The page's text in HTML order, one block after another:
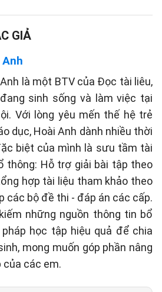
GIẢ
là một BTV của Đọc tài liêu,
sinh sống và làm việc tại
Với lòng yêu mến thế hệ trẻ
dục, Hoài Anh dành nhiều thời
biệt của mình là sưu tầm tài
thông: Hỗ trợ giải bài tập theo
hợp tài liệu tham khảo theo
các bộ đề thi - đáp án các cấp.
những nguồn thông tin bổ
học tập hiệu quả để chia
mong muốn góp phần nâng
của các em.